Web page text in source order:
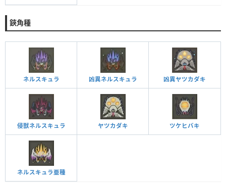
鋏角種
ネルスキュラ 凶異ネルスキュラ 凶異ヤツカダキ
侵獣ネルスキュラ ヤツカダキ ツケヒバキ
ネルスキュラ亜種